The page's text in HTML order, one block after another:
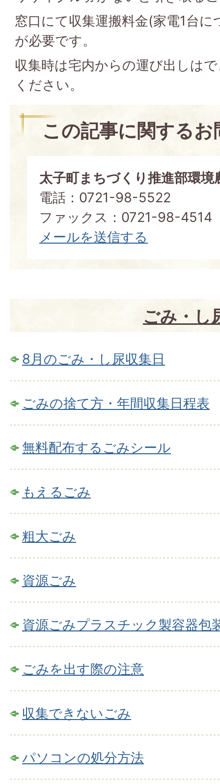
窓口にて収集運搬料金(家電1台
が必要です。
収集時は宅内からの運び出しは
ください。
この記事に関する
太子町まちづくり推進部環境
電話：0721-98-5522
ファックス：0721-98-4514
メールを送信する
ごみ・し
8月のごみ・し尿収集日
ごみの捨て方・年間収集日程表
無料配布するごみシール
もえるごみ
粗大ごみ
資源ごみ
資源ごみプラスチック製容器包
ごみを出す際の注意
収集できないごみ
パソコンの処分方法